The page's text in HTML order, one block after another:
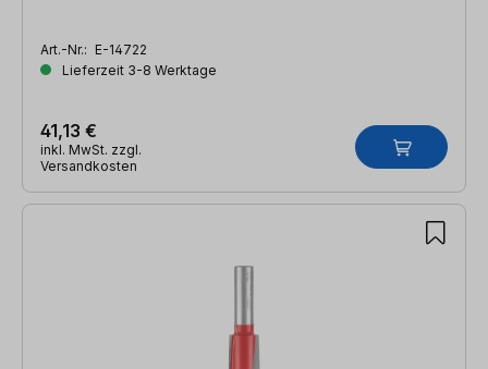
Art.-Nr.: E-14722
Lieferzeit 3-8 Werktage
41,13 €
inkl. MwSt. zzgl.
Versandkosten